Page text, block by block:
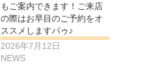
もご案内できます！ご来店
の際はお早目のご予約をオ
ススメしますパゥ♪
2026年7月12日
NEWS